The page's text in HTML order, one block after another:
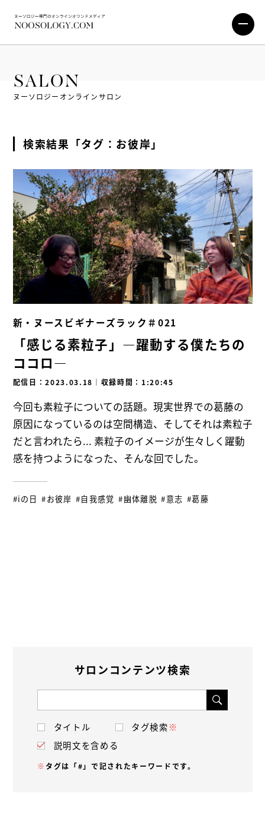
SALON
ヌーソロジーオンラインサロン
検索結果「タグ：お彼岸」
新・ヌースビギナーズラック＃021
「感じる素粒子」―躍動する僕たちの
ココロ―
配信日：2023.03.18 ｜ 収録時間：1:20:45
今回も素粒子についての話題。現実世界での葛藤の
原因になっているのは空間構造、そしてそれは素粒子
だと言われたら... 素粒子のイメージが生々しく躍動
感を持つようになった、そんな回でした。
#iの日 #お彼岸 #自我感覚 #幽体離脱 #意志 #葛藤
サロンコンテンツ検索
タイトル タグ検索※
説明文を含める
※ タグは「#」で記されたキーワードです。